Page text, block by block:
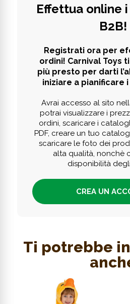
Effettua online
B2B!
Registrati ora per
ordini! Carnival Toys
più presto per darti
iniziare a pianificare
Avrai accesso al sito
potrai visualizzare i
ordini, scaricare i
PDF, creare un tuo
scaricare le foto dei
alta qualità, nonchè
disponibilità
CREA UN
Ti potrebbe